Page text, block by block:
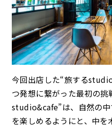
今回出店した“旅する
つ発想に繋がった最初の挑
studio&cafe”は、自然の
を楽しめるようにと、中